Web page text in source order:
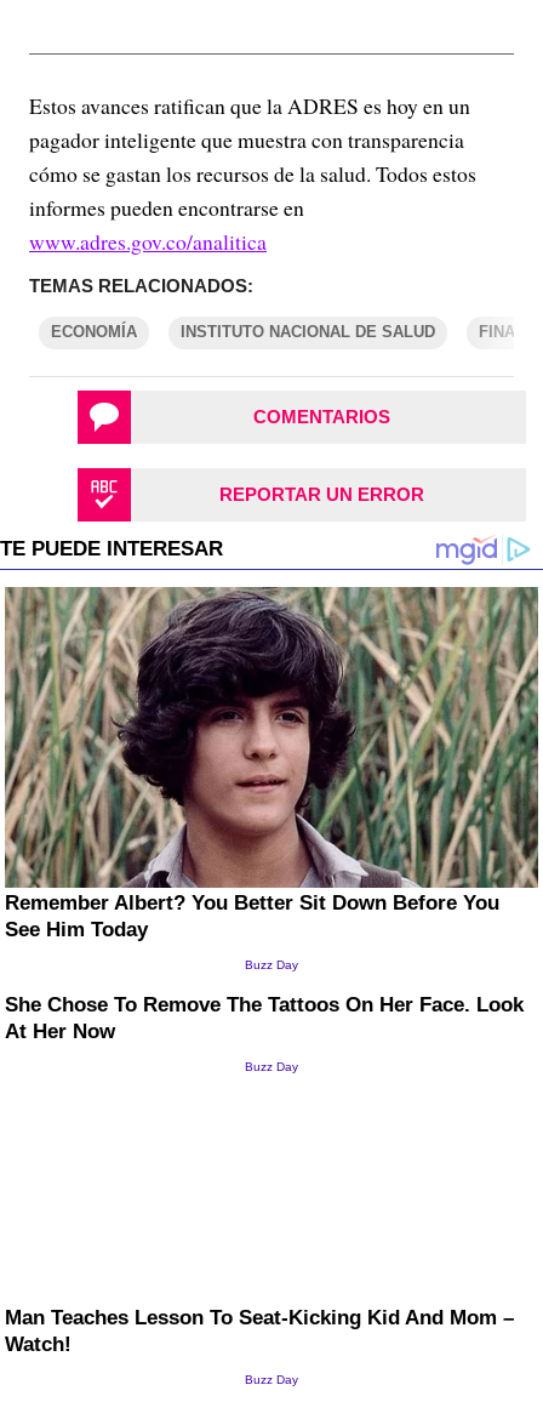
Estos avances ratifican que la ADRES es hoy en un
pagador inteligente que muestra con transparencia
cómo se gastan los recursos de la salud. Todos estos
informes pueden encontrarse en
www.adres.gov.co/analitica
TEMAS RELACIONADOS:
ECONOMÍA INSTITUTO NACIONAL DE SALUD
COMENTARIOS
REPORTAR UN ERROR